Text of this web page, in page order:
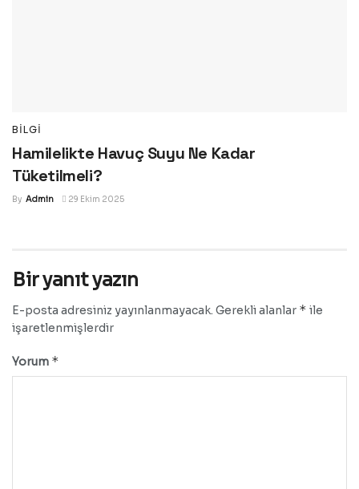
BILGI
Hamilelikte Havuç Suyu Ne Kadar
Tüketilmeli?
By Admin 29 Ekim 2025
Bir yanıt yazın
E-posta adresiniz yayınlanmayacak. Gerekli alanlar * ile
işaretlenmişlerdir
Yorum *